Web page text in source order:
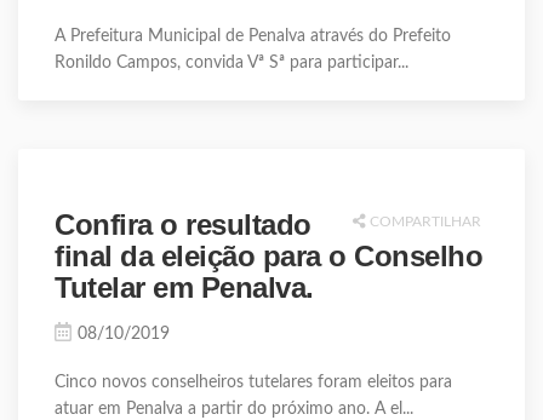
A Prefeitura Municipal de Penalva através do Prefeito
Ronildo Campos, convida Vª Sª para participar...
COMPARTILHAR
Confira o resultado
final da eleição para o Conselho
Tutelar em Penalva.
08/10/2019
Cinco novos conselheiros tutelares foram eleitos para
atuar em Penalva a partir do próximo ano. A el...